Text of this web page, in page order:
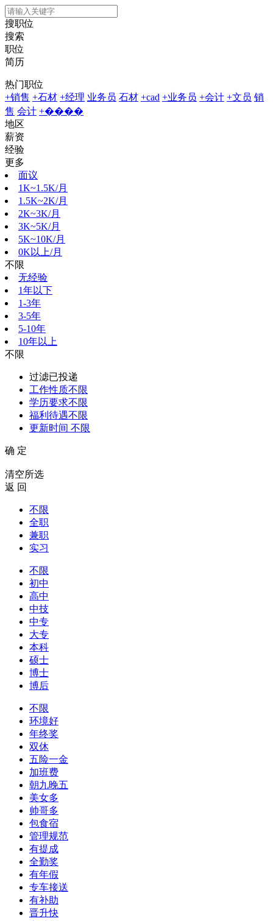
搜职位
搜索
职位
简历
热门职位
+销售 +石材 +经理 业务员 石材 +cad +业务员 +会计 +文员 销
售 会计 +����
地区
薪资
经验
更多
面议
1K~1.5K/月
1.5K~2K/月
2K~3K/月
3K~5K/月
5K~10K/月
0K以上/月
不限
无经验
1年以下
1-3年
3-5年
5-10年
10年以上
不限
过滤已投递
工作性质不限
学历要求不限
福利待遇不限
更新时间 不限
确 定
清空所选
返 回
不限
全职
兼职
实习
不限
初中
高中
中技
中专
大专
本科
硕士
博士
博后
不限
环境好
年终奖
双休
五险一金
加班费
朝九晚五
美女多
帅哥多
包食宿
管理规范
有提成
全勤奖
有年假
专车接送
有补助
晋升快